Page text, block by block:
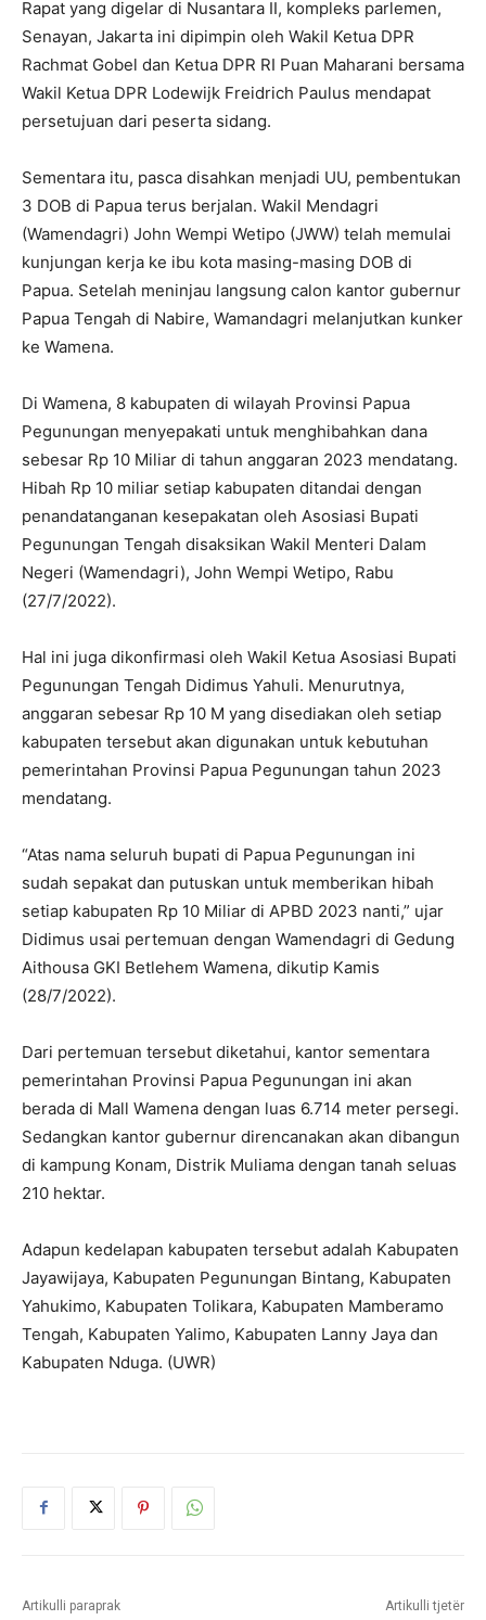
Rapat yang digelar di Nusantara II, kompleks parlemen,
Senayan, Jakarta ini dipimpin oleh Wakil Ketua DPR
Rachmat Gobel dan Ketua DPR RI Puan Maharani bersama
Wakil Ketua DPR Lodewijk Freidrich Paulus mendapat
persetujuan dari peserta sidang.
Sementara itu, pasca disahkan menjadi UU, pembentukan
3 DOB di Papua terus berjalan. Wakil Mendagri
(Wamendagri) John Wempi Wetipo (JWW) telah memulai
kunjungan kerja ke ibu kota masing-masing DOB di
Papua. Setelah meninjau langsung calon kantor gubernur
Papua Tengah di Nabire, Wamandagri melanjutkan kunker
ke Wamena.
Di Wamena, 8 kabupaten di wilayah Provinsi Papua
Pegunungan menyepakati untuk menghibahkan dana
sebesar Rp 10 Miliar di tahun anggaran 2023 mendatang.
Hibah Rp 10 miliar setiap kabupaten ditandai dengan
penandatanganan kesepakatan oleh Asosiasi Bupati
Pegunungan Tengah disaksikan Wakil Menteri Dalam
Negeri (Wamendagri), John Wempi Wetipo, Rabu
(27/7/2022).
Hal ini juga dikonfirmasi oleh Wakil Ketua Asosiasi Bupati
Pegunungan Tengah Didimus Yahuli. Menurutnya,
anggaran sebesar Rp 10 M yang disediakan oleh setiap
kabupaten tersebut akan digunakan untuk kebutuhan
pemerintahan Provinsi Papua Pegunungan tahun 2023
mendatang.
“Atas nama seluruh bupati di Papua Pegunungan ini
sudah sepakat dan putuskan untuk memberikan hibah
setiap kabupaten Rp 10 Miliar di APBD 2023 nanti,” ujar
Didimus usai pertemuan dengan Wamendagri di Gedung
Aithousa GKI Betlehem Wamena, dikutip Kamis
(28/7/2022).
Dari pertemuan tersebut diketahui, kantor sementara
pemerintahan Provinsi Papua Pegunungan ini akan
berada di Mall Wamena dengan luas 6.714 meter persegi.
Sedangkan kantor gubernur direncanakan akan dibangun
di kampung Konam, Distrik Muliama dengan tanah seluas
210 hektar.
Adapun kedelapan kabupaten tersebut adalah Kabupaten
Jayawijaya, Kabupaten Pegunungan Bintang, Kabupaten
Yahukimo, Kabupaten Tolikara, Kabupaten Mamberamo
Tengah, Kabupaten Yalimo, Kabupaten Lanny Jaya dan
Kabupaten Nduga. (UWR)
Artikulli paraprak Artikulli tjetër